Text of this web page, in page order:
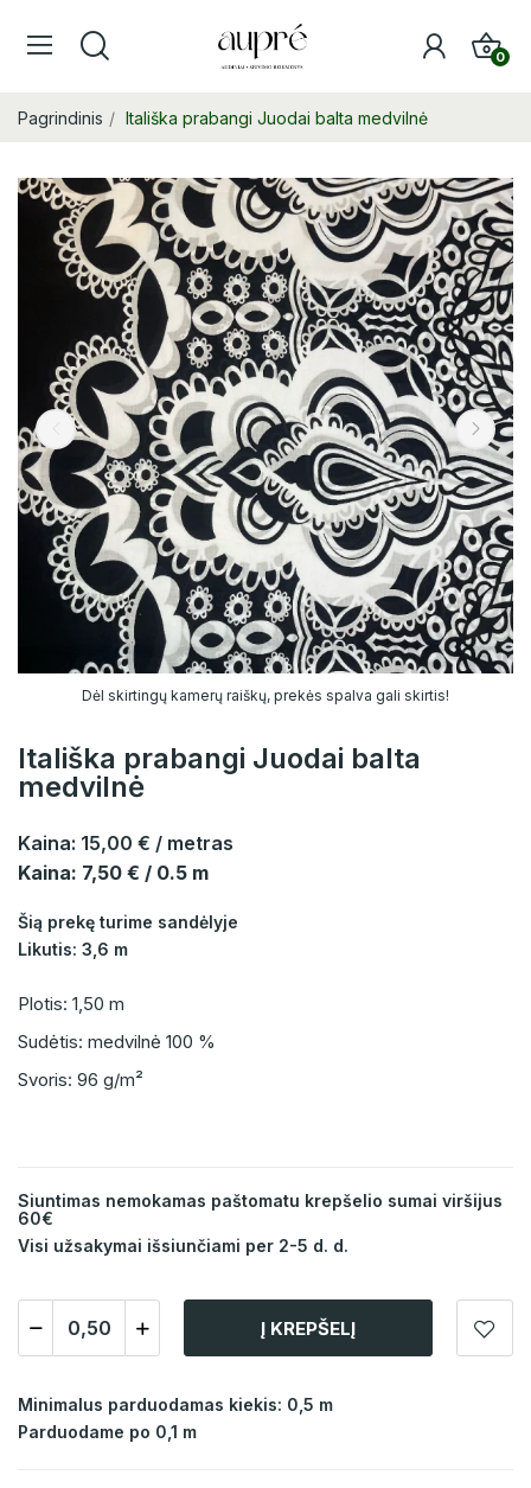
0
Pagrindinis Itališka prabangi Juodai balta medvilnė
Dėl skirtingų kamerų raiškų, prekės spalva gali skirtis!
Itališka prabangi Juodai balta
medvilnė
Kaina: 15,00 € / metras
Kaina: 7,50 € / 0.5 m
Šią prekę turime sandėlyje
Likutis: 3,6 m
Plotis: 1,50 m
Sudėtis: medvilnė 100 %
Svoris: 96 g/m²
Siuntimas nemokamas paštomatu krepšelio sumai viršijus
60€
Visi užsakymai išsiunčiami per 2-5 d. d.
Į KREPŠELĮ
Minimalus parduodamas kiekis: 0,5 m
Parduodame po 0,1 m